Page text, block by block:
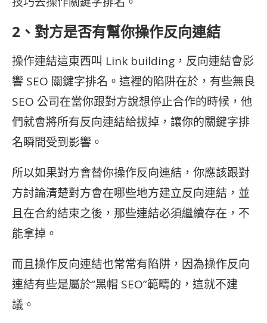
2、對方是否有幫你操作反向連結
操作連結這東西叫 Link building，反向連結會影
響 SEO 關鍵字排名。這裡的陷阱在於，有些無良
SEO 公司在當你跟對方說想停止合作的時候，他
們就會將所有反向連結給拔掉，讓你的關鍵字排
名瞬間受到影響。
所以如果對方會替你操作反向連結，你應該跟對
方討論清楚對方會在哪些地方建立反向連結，並
且在合約結束之後，那些連結必須繼續存在，不
能拿掉。
而且操作反向連結也常常有陷阱，因為操作反向
連結有些是屬於“黑帽 SEO”範疇的，這就不建
議。